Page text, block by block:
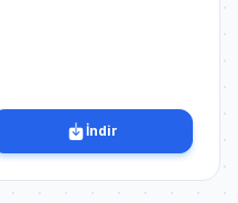
İndir